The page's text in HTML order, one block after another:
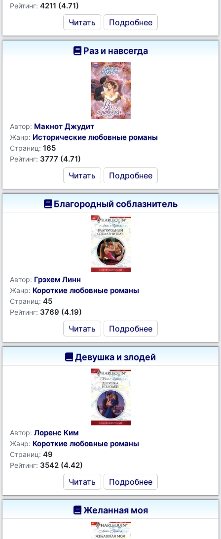
Рейтинг: 4211 (4.71)
Читать Подробнее
Раз и навсегда
Автор: Макнот Джудит
Жанр: Исторические любовные романы
Страниц: 165
Рейтинг: 3777 (4.71)
Читать Подробнее
Благородный соблазнитель
Автор: Грэхем Линн
Жанр: Короткие любовные романы
Страниц: 45
Рейтинг: 3769 (4.19)
Читать Подробнее
Девушка и злодей
Автор: Лоренс Ким
Жанр: Короткие любовные романы
Страниц: 49
Рейтинг: 3542 (4.42)
Читать Подробнее
Желанная моя